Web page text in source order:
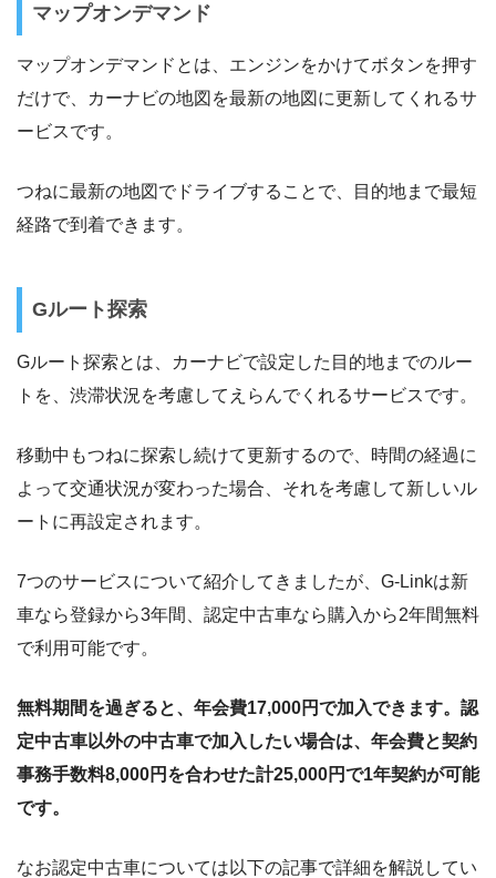
マップオンデマンド
マップオンデマンドとは、エンジンをかけてボタンを押す
だけで、カーナビの地図を最新の地図に更新してくれるサ
ービスです。
つねに最新の地図でドライブすることで、目的地まで最短
経路で到着できます。
Gルート探索
Gルート探索とは、カーナビで設定した目的地までのルー
トを、渋滞状況を考慮してえらんでくれるサービスです。
移動中もつねに探索し続けて更新するので、時間の経過に
よって交通状況が変わった場合、それを考慮して新しいル
ートに再設定されます。
7つのサービスについて紹介してきましたが、G-Linkは新
車なら登録から3年間、認定中古車なら購入から2年間無料
で利用可能です。
無料期間を過ぎると、年会費17,000円で加入できます。認
定中古車以外の中古車で加入したい場合は、年会費と契約
事務手数料8,000円を合わせた計25,000円で1年契約が可能
です。
なお認定中古車については以下の記事で詳細を解説してい